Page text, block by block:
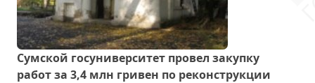
Сумской госуниверситет провел закупку
работ за 3,4 млн гривен по реконструкции